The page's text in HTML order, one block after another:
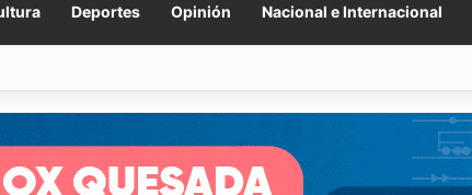
Deportes Opinión Nacional e Internacional